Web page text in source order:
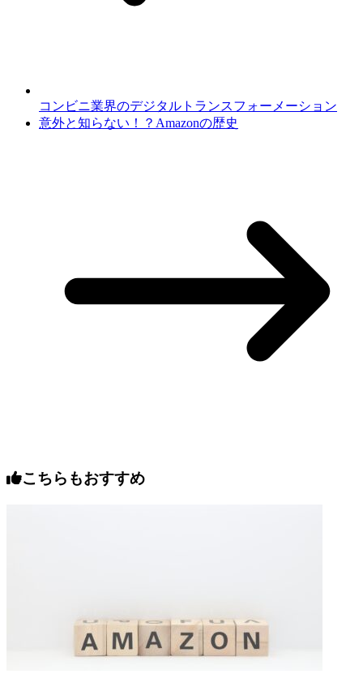
コンビニ業界のデジタルトランスフォーメーション
意外と知らない！？Amazonの歴史
こちらもおすすめ